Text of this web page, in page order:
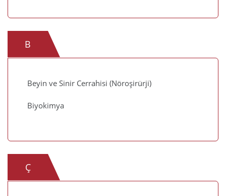
B
Beyin ve Sinir Cerrahisi (Nöroşirürji)
Biyokimya
Ç